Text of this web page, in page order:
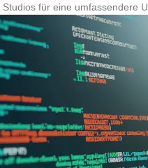
für eine umfassendere